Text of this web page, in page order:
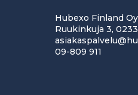
Hubexo Finland Oy
Ruukinkuja 3,
09-809 911